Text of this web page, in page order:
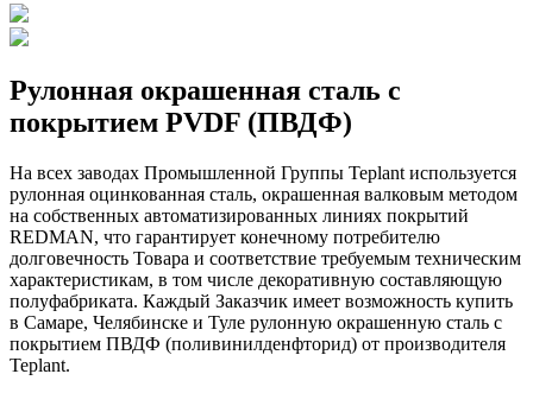
Рулонная окрашенная сталь с
покрытием PVDF (ПВДФ)
На всех заводах Промышленной Группы Teplant используется
рулонная оцинкованная сталь, окрашенная валковым методом
на собственных автоматизированных линиях покрытий
REDMAN, что гарантирует конечному потребителю
долговечность Товара и соответствие требуемым техническим
характеристикам, в том числе декоративную составляющую
полуфабриката. Каждый Заказчик имеет возможность купить
в Самаре, Челябинске и Туле рулонную окрашенную сталь с
покрытием ПВДФ (поливинилденфторид) от производителя
Teplant.